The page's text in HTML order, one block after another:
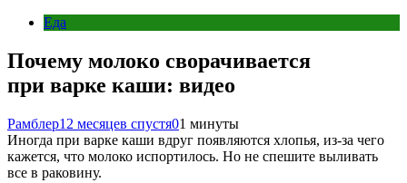
Еда
Почему молоко сворачивается
при варке каши: видео
Рамблер12 месяцев спустя01 минуты
Иногда при варке каши вдруг появляются хлопья, из-за чего
кажется, что молоко испортилось. Но не спешите выливать
все в раковину.